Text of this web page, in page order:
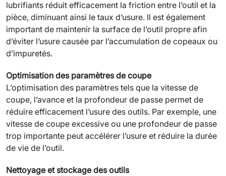
lubrifiants réduit efficacement la friction entre l’outil et la
pièce, diminuant ainsi le taux d’usure. Il est également
important de maintenir la surface de l’outil propre afin
d’éviter l’usure causée par l’accumulation de copeaux ou
d’impuretés.
Optimisation des paramètres de coupe
L’optimisation des paramètres tels que la vitesse de
coupe, l’avance et la profondeur de passe permet de
réduire efficacement l’usure des outils. Par exemple, une
vitesse de coupe excessive ou une profondeur de passe
trop importante peut accélérer l’usure et réduire la durée
de vie de l’outil.
Nettoyage et stockage des outils